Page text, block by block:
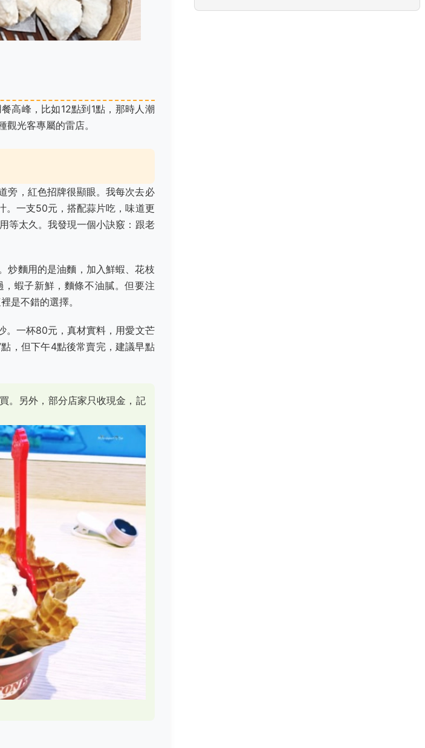
高峰，比如12點到1點，那時人潮
光客專屬的雷店。
旁，紅色招牌很顯眼。我每次去必
。一支50元，搭配蒜片吃，味道更
等太久。我發現一個小訣竅：跟老
炒麵用的是油麵，加入鮮蝦、花枝
蝦子新鮮，麵條不油膩。但要注
是不錯的選擇。
。一杯80元，真材實料，用愛文芒
，但下午4點後常賣完，建議早點
。另外，部分店家只收現金，記